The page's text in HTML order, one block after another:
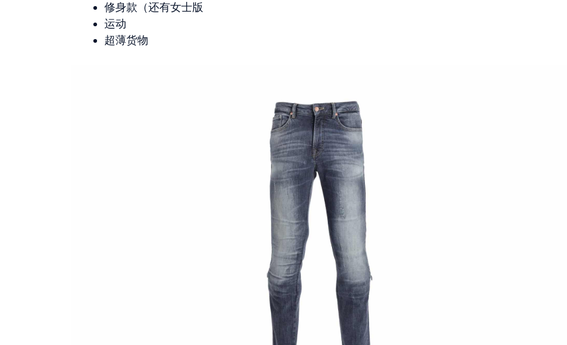
修身款（还有女士版
运动
超薄货物